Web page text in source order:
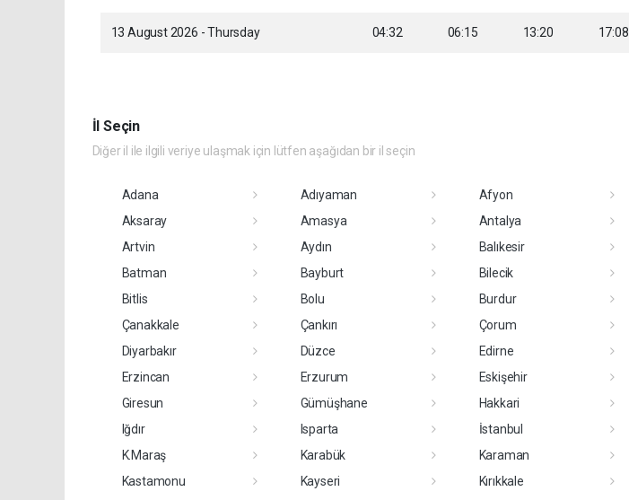
13 August 2026 - Thursday 04:32 06:15 13:20 17:08
İl Seçin
Diğer il ile ilgili veriye ulaşmak için lütfen aşağıdan bir il seçin
Adana Adıyaman Afyon
Aksaray
Amasya Antalya
Artvin
Aydın Balıkesir
Batman
Bayburt Bilecik
Bitlis
Bolu Burdur
Çanakkale
Çankırı Çorum
Diyarbakır
Düzce Edirne
Erzincan
Erzurum Eskişehir
Giresun
Gümüşhane Hakkari
Iğdır
Isparta İstanbul
K.Maraş
Karabük Karaman
Kastamonu
Kayseri Kırıkkale